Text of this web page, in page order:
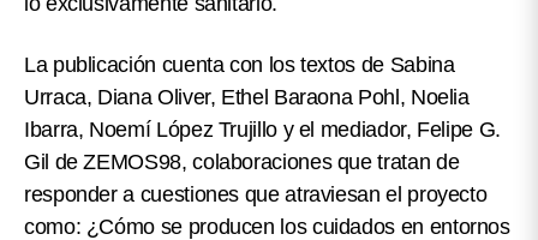
La publicación cuenta con los textos de Sabina
Urraca, Diana Oliver, Ethel Baraona Pohl, Noelia
Ibarra, Noemí López Trujillo y el mediador, Felipe G.
Gil de ZEMOS98, colaboraciones que tratan de
responder a cuestiones que atraviesan el proyecto
como: ¿Cómo se producen los cuidados en entornos